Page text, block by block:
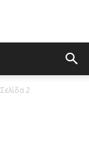
Σελίδα 2